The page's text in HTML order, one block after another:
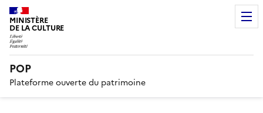
MINISTÈRE
DE LA CULTURE
POP
Plateforme ouverte du patrimoine